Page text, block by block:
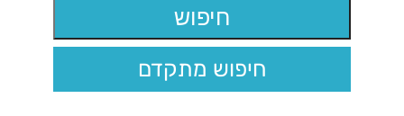
חיפוש מתקדם